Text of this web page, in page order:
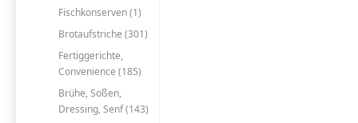
Fischkonserven (1)
Brotaufstriche (301)
Fertiggerichte,
Convenience (185)
Brühe, Soßen,
Dressing, Senf (143)